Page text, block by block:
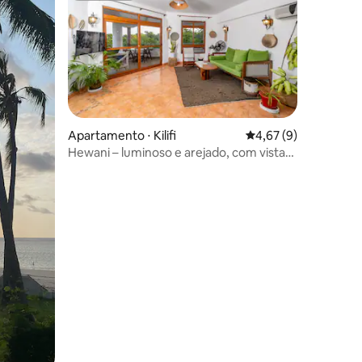
Apartamento ⋅ Kilifi 4,67 de uma
4,67 (9)
Hewani – luminoso e arejado, com vista